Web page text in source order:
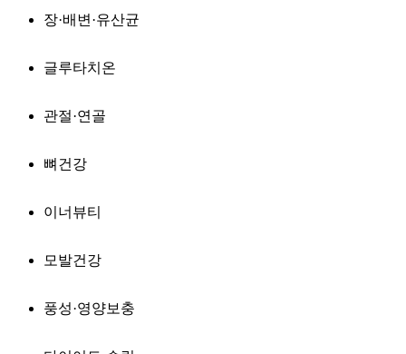
장·배변·유산균
글루타치온
관절·연골
뼈건강
이너뷰티
모발건강
풍성·영양보충